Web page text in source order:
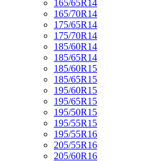
165/65R14
165/70R14
175/65R14
175/70R14
185/60R14
185/65R14
185/60R15
185/65R15
195/60R15
195/65R15
195/50R15
195/55R15
195/55R16
205/55R16
205/60R16